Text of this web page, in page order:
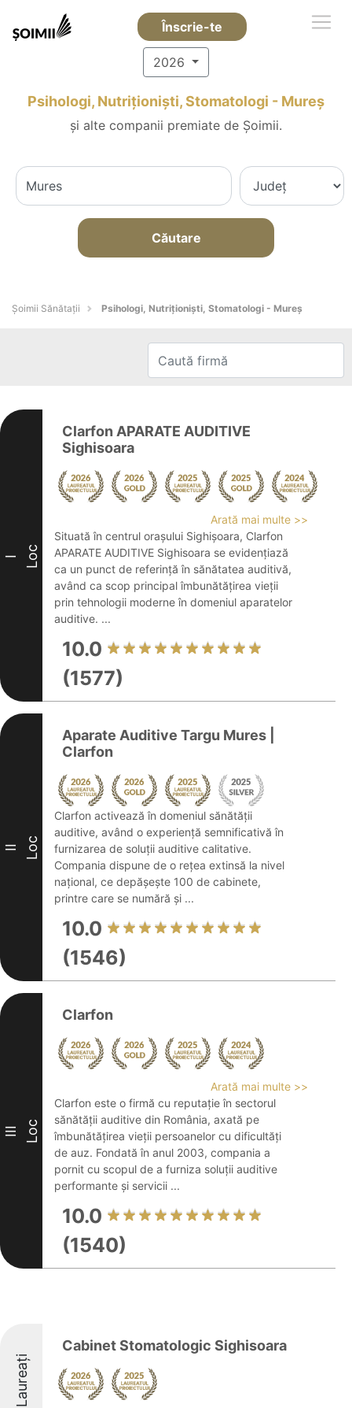
Înscrie-te
2026
Psihologi, Nutriționiști, Stomatologi - Mureş
și alte companii premiate de Șoimii.
Căutare
Şoimii Sănătații Psihologi, Nutriționiști, Stomatologi - Mureş
I Loc
Clarfon APARATE AUDITIVE
Sighisoara
Arată mai multe >>
Situată în centrul orașului Sighișoara, Clarfon
APARATE AUDITIVE Sighisoara se evidențiază
ca un punct de referință în sănătatea auditivă,
având ca scop principal îmbunătățirea vieții
prin tehnologii moderne în domeniul aparatelor
auditive. ...
10.0
(1577)
II Loc
Aparate Auditive Targu Mures |
Clarfon
Clarfon activează în domeniul sănătății
auditive, având o experiență semnificativă în
furnizarea de soluții auditive calitative.
Compania dispune de o rețea extinsă la nivel
național, ce depășește 100 de cabinete,
printre care se numără și ...
10.0
(1546)
III Loc
Clarfon
Arată mai multe >>
Clarfon este o firmă cu reputație în sectorul
sănătății auditive din România, axată pe
îmbunătățirea vieții persoanelor cu dificultăți
de auz. Fondată în anul 2003, compania a
pornit cu scopul de a furniza soluții auditive
performante și servicii ...
10.0
(1540)
Laureați
Cabinet Stomatologic Sighisoara